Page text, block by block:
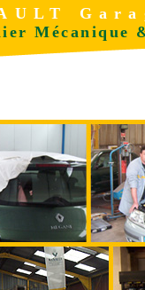
Mécanique